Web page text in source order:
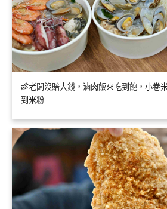
趁老闆沒賠大錢，滷肉飯來吃到飽，小卷
到米粉